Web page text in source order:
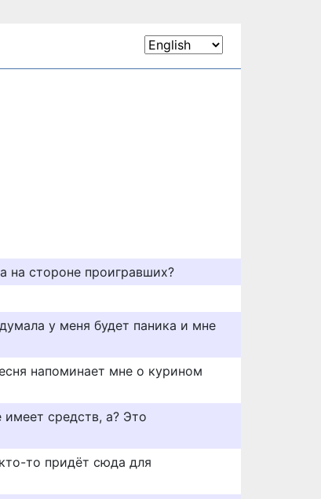
на стороне проигравших?
у меня будет паника и мне
напоминает мне о курином
имеет средств, а? Это
то придёт сюда для